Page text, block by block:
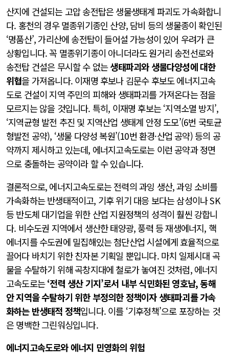
산지에 건설되는 고압 송전탑은 생물생태계 파괴도 가속화합니
다. 홍천의 경우 멸종위기종인 산양, 담비 등의 생물종이 확인된
‘명품산’, 가리산에 송전탑이 들어설 가능성이 있어 우려가 큰
상황입니다. 꼭 멸종위기종이 아니더라도 원거리 송전선로와
송전탑 건설은 무시할 수 없는생태파괴와 생물다양성에 대한
위협을 가져옵니다. 이재명 후보나 김문수 후보도 에너지고속
도로 건설이 지역 주민의 피해와 생태파괴를 가져온다는 점을
모르지는 않을 것입니다. 특히, 이재명 후보는 ‘지역소멸 방지’,
‘지역균형 발전 추진 및 지역산업 생태계 안정 도모’(6번 국토균
형발전 공약), ‘생물 다양성 복원’(10번 환경·산업 공약) 등의 공
약까지 제시하고 있는데, 에너지고속도로는 이런 공약과 정면
으로 충돌하는 공약이라 할 수 있습니다.
결론적으로, 에너지고속도로는 전력의 과잉 생산, 과잉 소비를
가속화하는 반생태적이고, 기후 위기 대응 보다는 삼성이나 SK
등 반도체 대기업을 위한 산업 지원정책의 성격이 훨씬 강합니
다. 비수도권 지역에서 생산한 태양광, 풍력 등 재생에너지, 핵
에너지를 수도권에 밀집해있는 첨단산업 시설에게 효율적으로
끌어다 바치기 위한 친자본 기획일 뿐입니다. 마치 일제시대 곡
물을 수탈하기 위해 곡창지대에 철로가 놓여진 것처럼, 에너지
고속도로는‘전력 생산 기지’로서 내부 식민화된 영호남, 동해
안 지역을 수탈하기 위한 부정의한 정책이자 생태파괴를 가속
화하는 반생태적 정책입니다. 이를 ‘기후정책’으로 포장하는 것
은 명백한 그린워싱입니다.
에너지고속도로와 에너지 민영화의 위험